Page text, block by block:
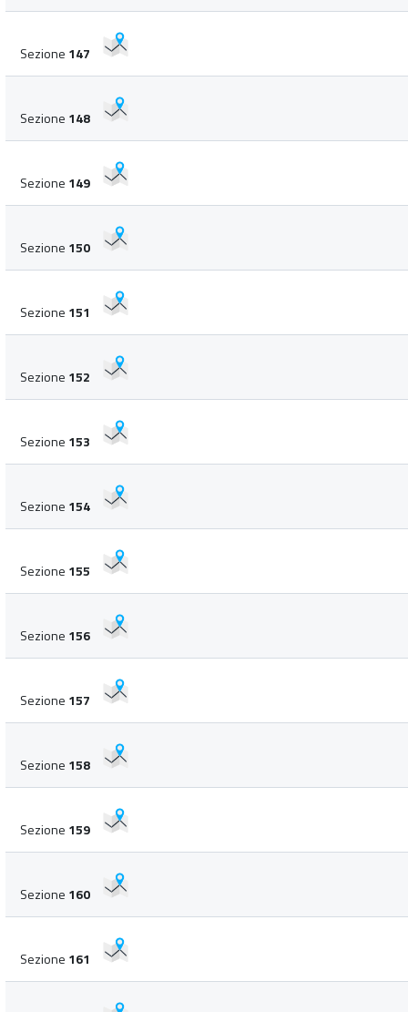
Sezione 147
Sezione 148
Sezione 149
Sezione 150
Sezione 151
Sezione 152
Sezione 153
Sezione 154
Sezione 155
Sezione 156
Sezione 157
Sezione 158
Sezione 159
Sezione 160
Sezione 161